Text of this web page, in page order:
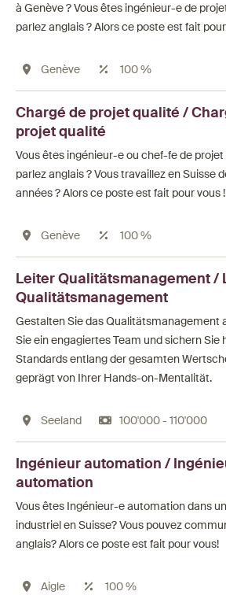
à Genève ? Vous êtes ingénieur-e de
parlez anglais ? Alors ce poste est fait
Genève 100 %
Chargé de projet qualité /
projet qualité
Vous êtes ingénieur-e ou chef-fe de
parlez anglais ? Vous travaillez en Suisse
années ? Alors ce poste est fait pour vous !
Genève 100 %
Leiter Qualitätsmanagement /
Qualitätsmanagement
Gestalten Sie das Qualitätsmanagement
Sie ein engagiertes Team und sichern Sie
Standards entlang der gesamten
geprägt von Ihrer Hands-on-Mentalität.
Seeland 100'000 - 110'000
Ingénieur automation /
automation
Vous êtes Ingénieur-e automation dans
industriel en Suisse? Vous pouvez
anglais? Alors ce poste est fait pour vous!
Aigle 100 %